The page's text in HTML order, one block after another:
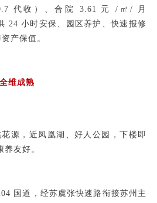
代收）、合院 3.61 元 /㎡/ 月
24 小时安保、园区养护、快速报修
产保值。
维成熟
源，近凤凰湖、好人公园，下楼即
友好。
国道，经苏虞张快速路衔接苏州主